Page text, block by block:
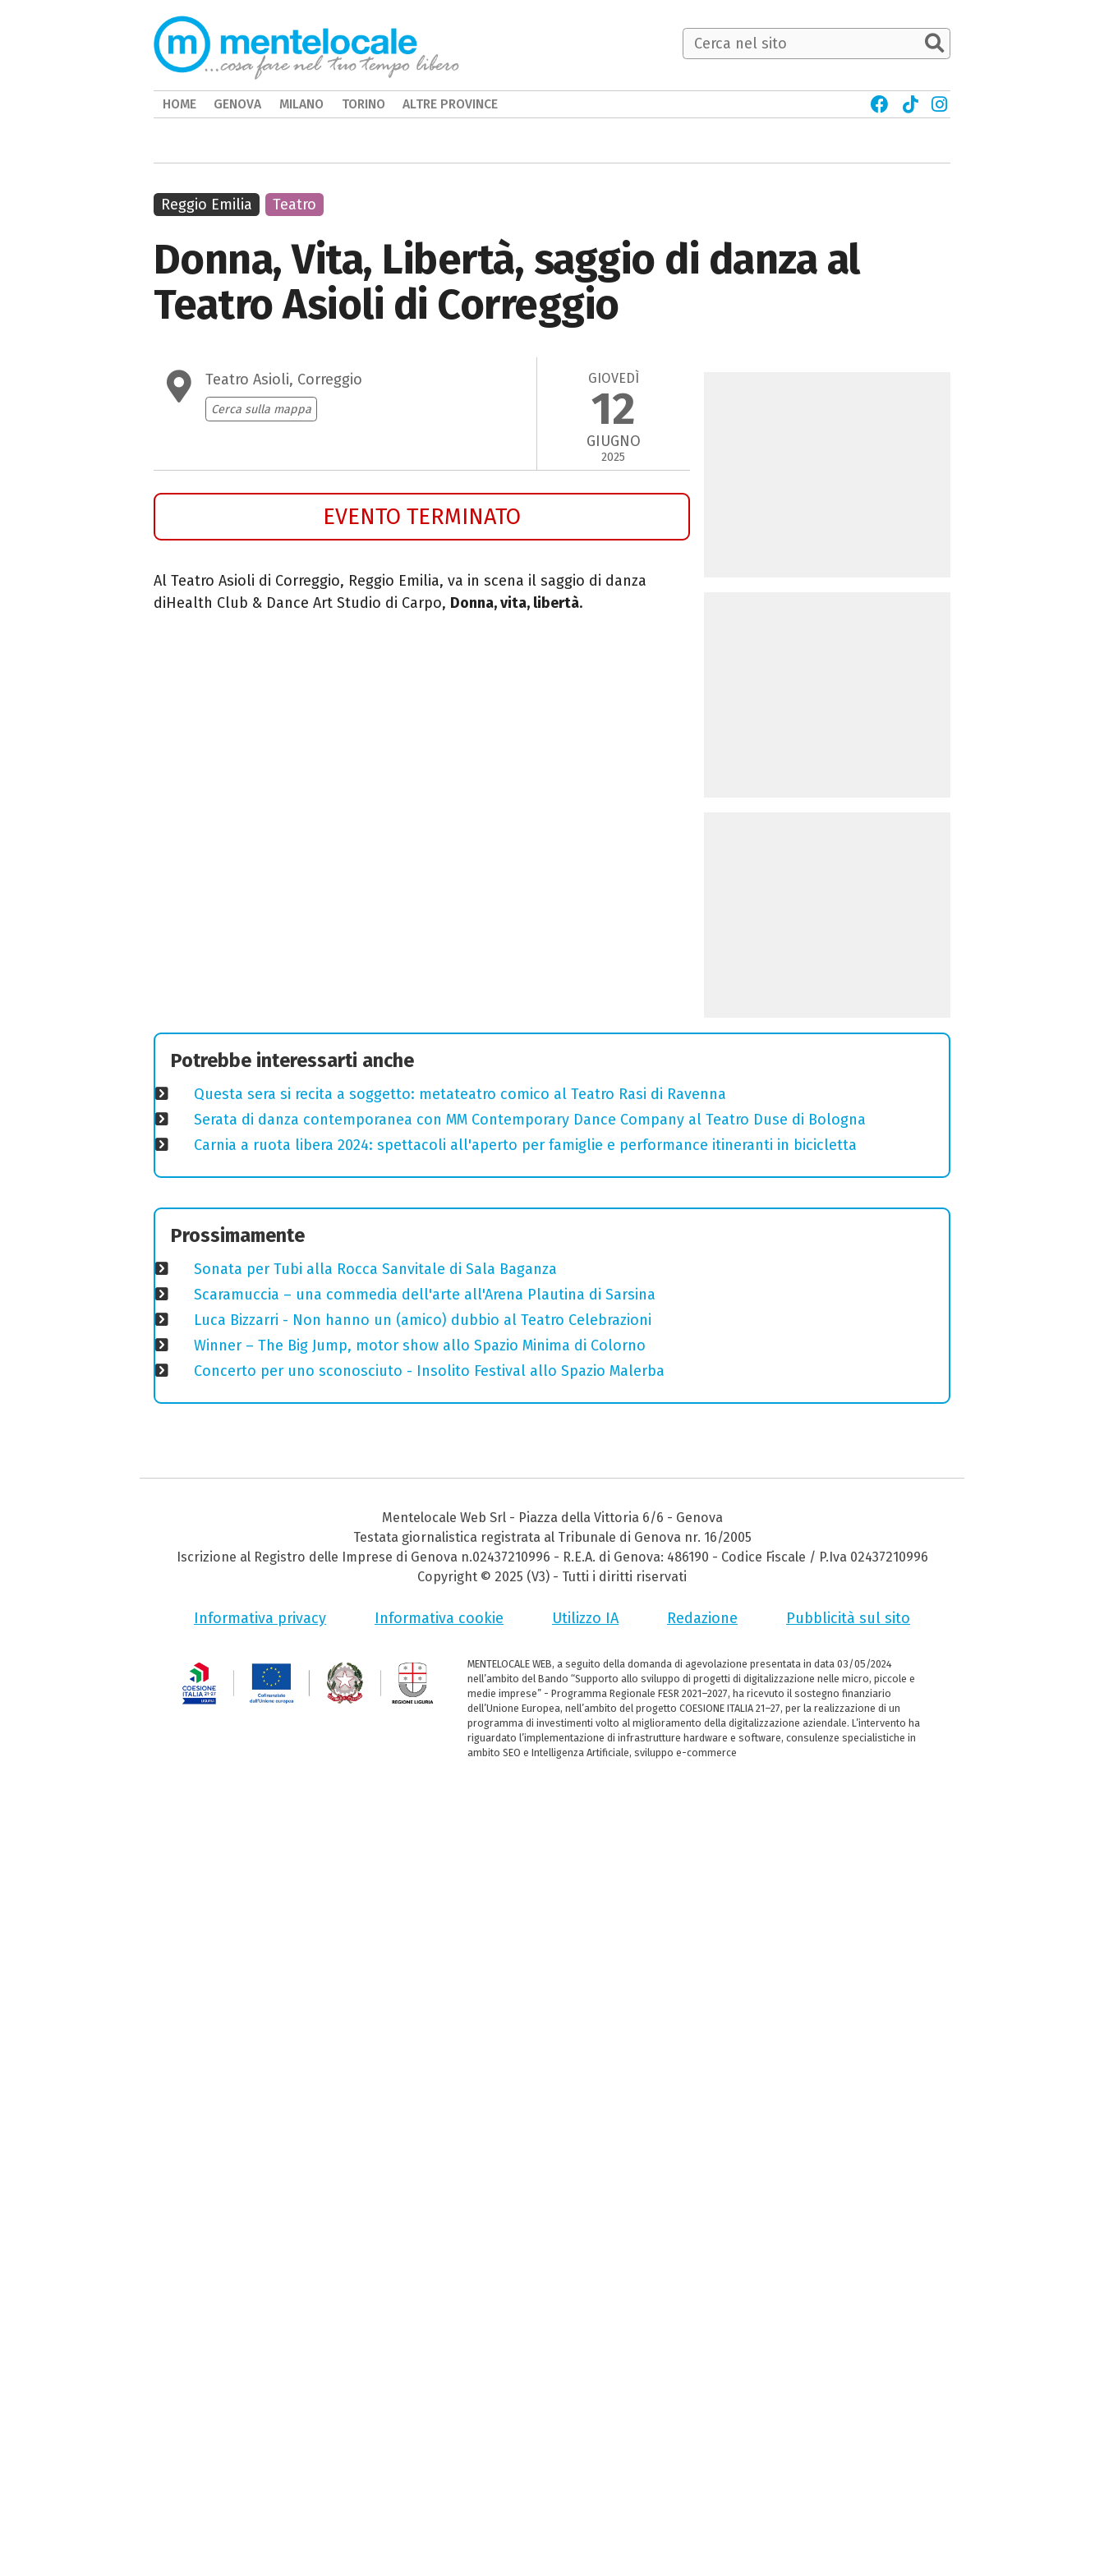
Donna, Vita, Libertà, saggio di danza al
Teatro Asioli di Correggio
Teatro Asioli, Correggio
Cerca sulla mappa
GIOVEDÌ
12
GIUGNO
2025
EVENTO TERMINATO
Al Teatro Asioli di Correggio, Reggio Emilia, va in scena il saggio di danza
diHealth Club & Dance Art Studio di Carpo, Donna, vita, libertà.
Reggio Emilia Teatro
Potrebbe interessarti anche
Questa sera si recita a soggetto: metateatro comico al Teatro Rasi di Ravenna
Serata di danza contemporanea con MM Contemporary Dance Company al Teatro Duse di Bologna
Carnia a ruota libera 2024: spettacoli all'aperto per famiglie e performance itineranti in bicicletta
Prossimamente
Sonata per Tubi alla Rocca Sanvitale di Sala Baganza
Scaramuccia – una commedia dell'arte all'Arena Plautina di Sarsina
Luca Bizzarri - Non hanno un (amico) dubbio al Teatro Celebrazioni
Winner – The Big Jump, motor show allo Spazio Minima di Colorno
Concerto per uno sconosciuto - Insolito Festival allo Spazio Malerba
HOME GENOVA MILANO TORINO ALTRE PROVINCE
Mentelocale Web Srl - Piazza della Vittoria 6/6 - Genova
Testata giornalistica registrata al Tribunale di Genova nr. 16/2005
Iscrizione al Registro delle Imprese di Genova n.02437210996 - R.E.A. di Genova: 486190 - Codice Fiscale / P.Iva 02437210996
Copyright © 2025 (V3) - Tutti i diritti riservati
Informativa privacy Informativa cookie Utilizzo IA Redazione Pubblicità sul sito
MENTELOCALE WEB, a seguito della domanda di agevolazione presentata in data 03/05/2024
nell’ambito del Bando “Supporto allo sviluppo di progetti di digitalizzazione nelle micro, piccole e
medie imprese” - Programma Regionale FESR 2021–2027, ha ricevuto il sostegno finanziario
dell’Unione Europea, nell’ambito del progetto COESIONE ITALIA 21–27, per la realizzazione di un
programma di investimenti volto al miglioramento della digitalizzazione aziendale. L’intervento ha
riguardato l’implementazione di infrastrutture hardware e software, consulenze specialistiche in
ambito SEO e Intelligenza Artificiale, sviluppo e-commerce